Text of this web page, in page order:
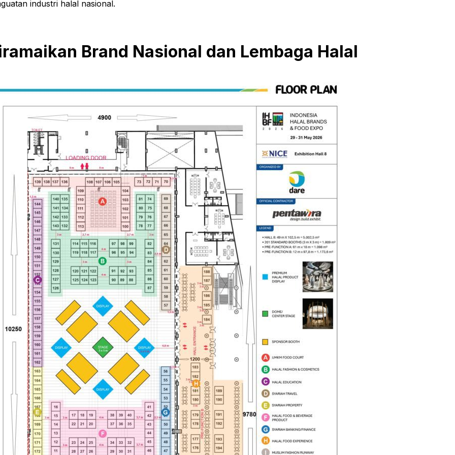
industri halal nasional.
Brand Nasional dan Lembaga Halal